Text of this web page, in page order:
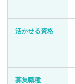
活かせる資格
募集職種